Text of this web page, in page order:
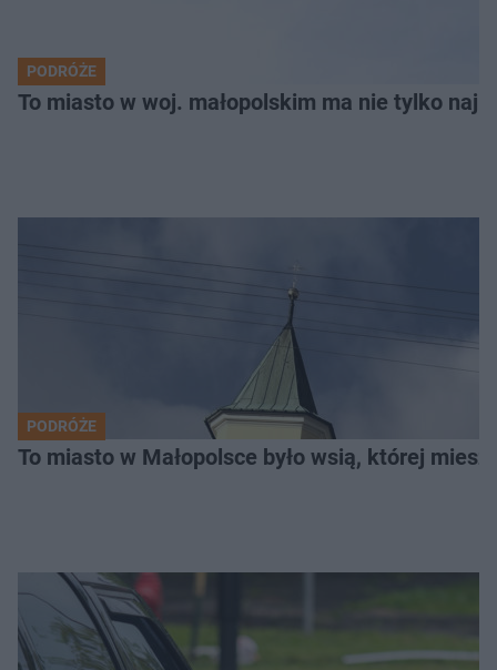
PODRÓŻE
To miasto w woj. małopolskim ma nie tylko
PODRÓŻE
To miasto w Małopolsce było wsią, której